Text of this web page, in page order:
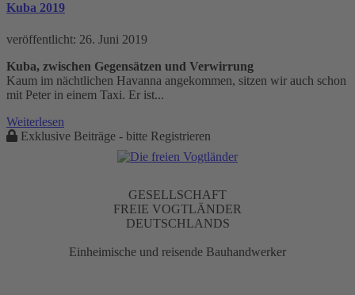
Kuba 2019
veröffentlicht: 26. Juni 2019
Kuba, zwischen Gegensätzen und Verwirrung
Kaum im nächtlichen Havanna angekommen, sitzen wir auch schon
mit Peter in einem Taxi. Er ist...
Weiterlesen
Exklusive Beiträge - bitte Registrieren
GESELLSCHAFT
FREIE VOGTLÄNDER
DEUTSCHLANDS
Einheimische und reisende Bauhandwerker